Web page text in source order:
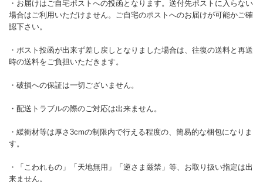
・お届けはご自宅ポストへの投函となります。送付先ポストに入らない
場合はご利用いただけません。ご自宅のポストへのお届けが可能かご確
認下さい。
・ポスト投函が出来ず差し戻しとなりました場合は、往復の送料と再送
時の送料をご負担いただきます。
・破損への保証は一切ございません。
・配送トラブルの際のご対応は出来ません。
・緩衝材等は厚さ3cmの制限内で行える程度の、簡易的な梱包になりま
す。
・「こわれもの」「天地無用」「逆さま厳禁」等、お取り扱い指定は出
来ません。